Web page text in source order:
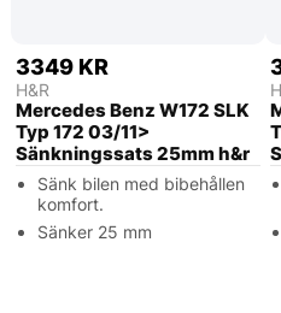
3349 KR
H&R
Mercedes Benz W172 SLK
Typ 172 03/11>
Sänkningssats 25mm h&r
Sänk bilen med bibehållen
komfort.
Sänker 25 mm